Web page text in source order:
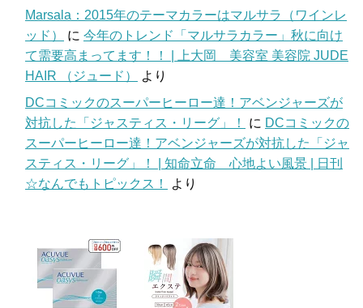
Marsala：2015年のテーマカラーはマルサラ（ワインレ
ッド）
に 今年のトレンド「マルサラカラー」秋に向け
て需要高まってます！！ | 上大岡 美容室 美容院 JUDE
HAIR （ジュード）
より
DCコミックのスーパーヒーロー達！アベンジャーズが
対抗した「ジャスティス・リーグ」！
に DCコミックの
スーパーヒーロー達！アベンジャーズが対抗した「ジャ
スティス・リーグ」！ | 知命立命 心地よい風景 | 日刊
☆なんでもトピックス！
より